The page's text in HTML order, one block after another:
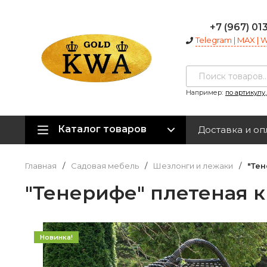
+7 (967)
Telegram | MAX |
Например: по
Каталог товаров Доставка и
Главная / Садовая мебель / Шезлонги и лежаки /
"Тенерифе" плетеная
Новинка!